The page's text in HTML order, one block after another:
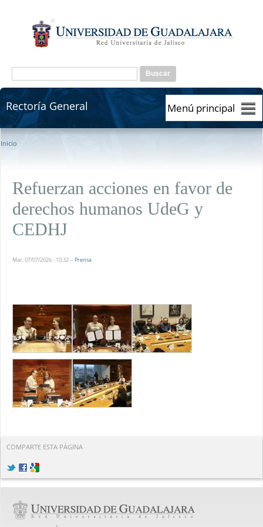
Formulario de búsqueda
Rectoría General
Rectoría General
Se encuentra usted aquí
Inicio
Refuerzan acciones en favor de
derechos humanos UdeG y
CEDHJ
Mar, 07/07/2026 - 10:32-- Prensa
COMPARTE ESTA PÁGINA